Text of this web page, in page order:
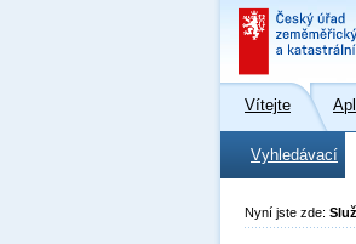
Vítejte
Vyhledávací
Nyní jste zde: